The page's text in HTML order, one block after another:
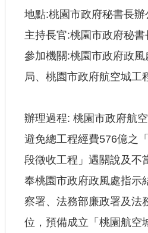
工程
桃園市政府
工務局
市政信箱
網站導覽
【網站安全政策】
【隱私權政策】
地點:桃園市政府秘書長辦
主持長官:桃園市政府秘書
參加機關:桃園市政府政
局、桃園市政府航空城工
辦理過程: 桃園市政府航
避免總工程經費576億之
段徵收工程」遇關說及不
奉桃園市政府政風處指示
察署、法務部廉政署及法
位，預備成立「桃園航空